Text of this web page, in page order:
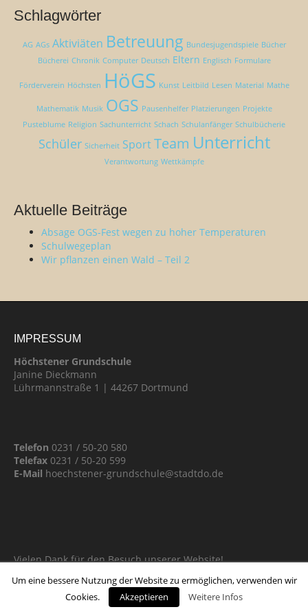
Schlagwörter
AG AGs Aktiviäten Betreuung Bundesjugendspiele Bücher
Bücherei Chronik Computer Deutsch Eltern Englisch Formulare
Förderverein Höchsten HöGS Kunst Leitbild Lesen Material Mathe
Mathematik Musik OGS Pausenhelfer Platzierungen Projekte
Pusteblume Religion Sachunterricht Schach Schulanfänger Schulbücherie
Schüler Sicherheit Sport Team Unterricht
Verantwortung Wettkämpfe
Aktuelle Beiträge
Absage OGS-Fest wegen zu hoher Temperaturen
Schulwegeplan
Wir pflanzen einen Wald – Teil 2
IMPRESSUM
Höchstener Grundschule
Janine Dieckmann
Lührmannstraße 1 | 44267 Dortmund
Telefon 0231 / 50-20 580
Telefax 0231 / 50-20 599
E-Mail hoechstener-grundschule@stadtdo.de
Vielen Dank für den Besuch unserer Website!
Um eine bessere Nutzung der Website zu ermöglichen, verwenden wir
Cookies.
Akzeptieren Weitere Infos